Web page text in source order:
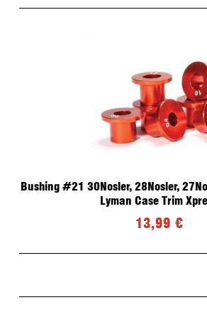
Bushing #21 30Nosler, 28Nosler,
Lyman Case Trim
13,99 €